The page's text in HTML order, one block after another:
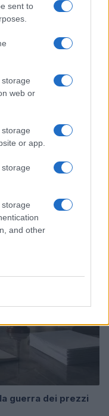
sent to
web or
or app.
and other
Bosco Marengo
guerra dei prezzi